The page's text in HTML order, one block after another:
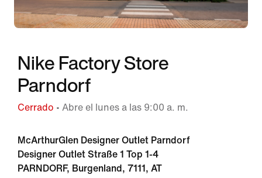
Nike Factory Store
Parndorf
Cerrado • Abre el lunes a las 9:00 a. m.
McArthurGlen Designer Outlet Parndorf
Designer Outlet Straße 1 Top 1-4
PARNDORF, Burgenland, 7111, AT